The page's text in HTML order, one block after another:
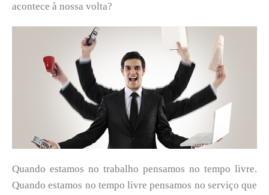
acontece à nossa volta?
Quando estamos no trabalho pensamos no tempo livre.
Quando estamos no tempo livre pensamos no serviço que